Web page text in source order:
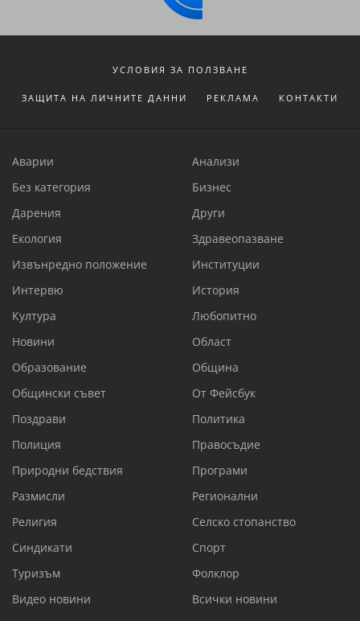
УСЛОВИЯ ЗА ПОЛЗВАНЕ
ЗАЩИТА НА ЛИЧНИТЕ ДАННИ РЕКЛАМА КОНТАКТИ
Аварии
Анализи
Без категория
Бизнес
Дарения
Други
Екология
Здравеопазване
Извънредно положение
Институции
Интервю
История
Култура
Любопитно
Новини
Област
Образование
Община
Общински съвет
От Фейсбук
Поздрави
Политика
Полиция
Правосъдие
Природни бедствия
Програми
Размисли
Регионални
Религия
Селско стопанство
Синдикати
Спорт
Туризъм
Фолклор
Видео новини
Всички новини